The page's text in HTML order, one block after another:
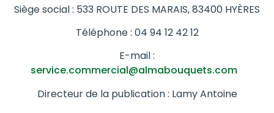
Siège social : 533 ROUTE DES MARAIS, 83400 HYÈRES
Téléphone : 04 94 12 42 12
E-mail :
service.commercial@almabouquets.com
Directeur de la publication : Lamy Antoine